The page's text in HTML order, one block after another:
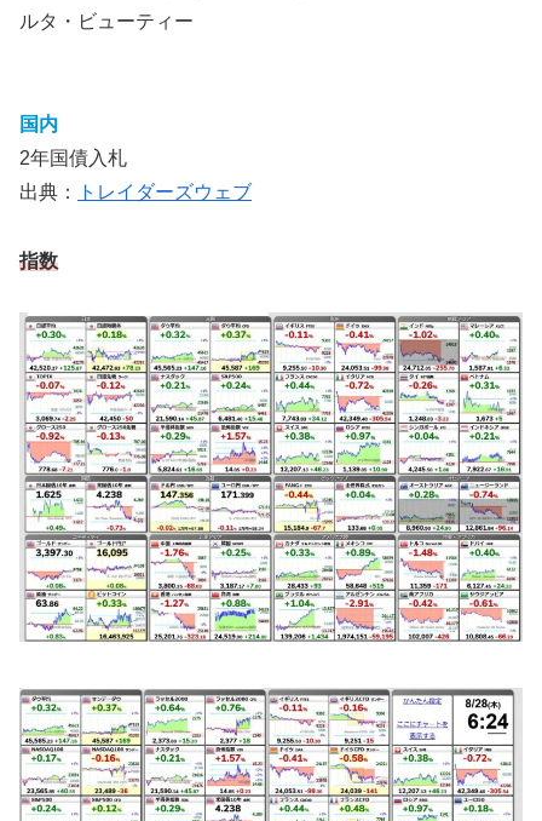
ルタ・ビューティー
国内
2年国債入札
出典：
トレイダーズウェブ
指数